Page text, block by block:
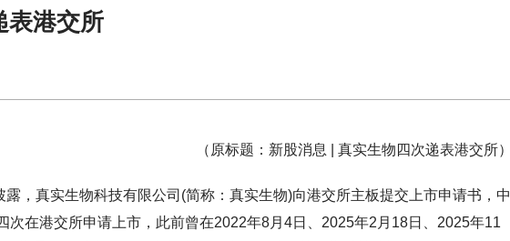
表港交所
（原标题：新股消息 | 真实生物四次递表港交所）
，真实生物科技有限公司(简称：真实生物)向港交所主板提交上市申请书，中
次在港交所申请上市，此前曾在2022年8月4日、2025年2月18日、2025年11